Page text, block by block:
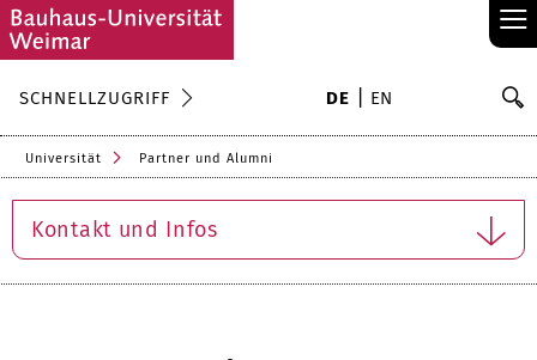
≡
SCHNELLZUGRIFF DE EN
Universität Partner und Alumni
Kontakt und Infos